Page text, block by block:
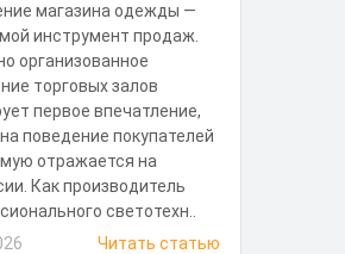
магазина одежды —
инструмент продаж.
организованное
торговых залов
первое впечатление,
поведение покупателей
отражается на
Как производитель
светотехн..
Читать статью